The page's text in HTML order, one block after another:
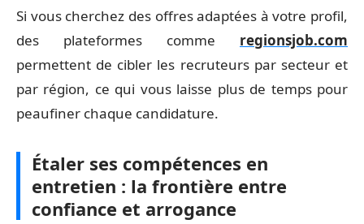
Si vous cherchez des offres adaptées à votre profil,
des plateformes comme regionsjob.com
permettent de cibler les recruteurs par secteur et
par région, ce qui vous laisse plus de temps pour
peaufiner chaque candidature.
Étaler ses compétences en
entretien : la frontière entre
confiance et arrogance